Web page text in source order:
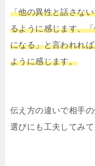
「他の異性と話さな
るように感じます、
になる」と言われれ
ように感じます。
伝え方の違いで相手
選びにも工夫してみて